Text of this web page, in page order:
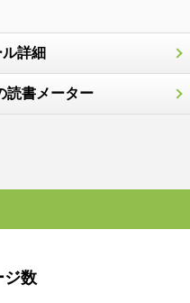
詳細
読書メーター
ジ数